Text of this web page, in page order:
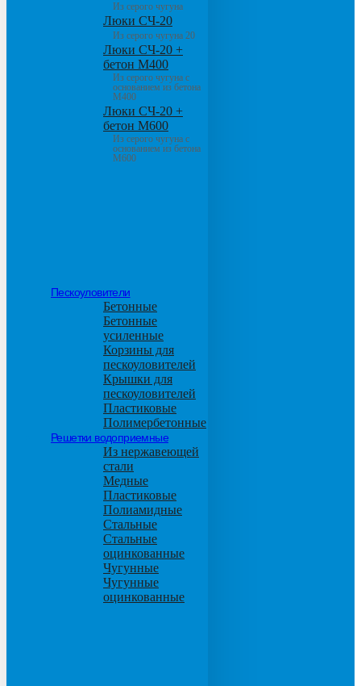
Из серого чугуна
Люки СЧ-20
Из серого чугуна 20
Люки СЧ-20 +
бетон М400
Из серого чугуна с
основанием из бетона
М400
Люки СЧ-20 +
бетон М600
Из серого чугуна с
основанием из бетона
М600
Пескоуловители
Бетонные
Бетонные
усиленные
Корзины для
пескоуловителей
Крышки для
пескоуловителей
Пластиковые
Полимербетонные
Решетки водоприемные
Из нержавеющей
стали
Медные
Пластиковые
Полиамидные
Стальные
Стальные
оцинкованные
Чугунные
Чугунные
оцинкованные